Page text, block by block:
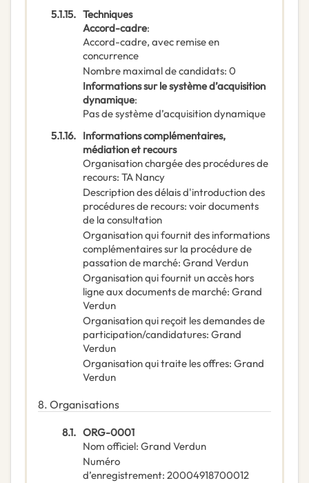
5.1.15. Techniques
Accord-cadre:
Accord-cadre, avec remise en
concurrence
Nombre maximal de candidats: 0
Informations sur le système d’acquisition
dynamique:
Pas de système d’acquisition dynamique
5.1.16. Informations complémentaires,
médiation et recours
Organisation chargée des procédures de
recours: TA Nancy
Description des délais d'introduction des
procédures de recours: voir documents
de la consultation
Organisation qui fournit des informations
complémentaires sur la procédure de
passation de marché: Grand Verdun
Organisation qui fournit un accès hors
ligne aux documents de marché: Grand
Verdun
Organisation qui reçoit les demandes de
participation/candidatures: Grand
Verdun
Organisation qui traite les offres: Grand
Verdun
8. Organisations
8.1. ORG-0001
Nom officiel: Grand Verdun
Numéro
d’enregistrement: 20004918700012